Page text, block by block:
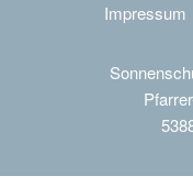
Impressum